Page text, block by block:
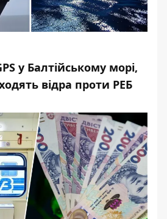
у Балтійському морі,
відра проти РЕБ